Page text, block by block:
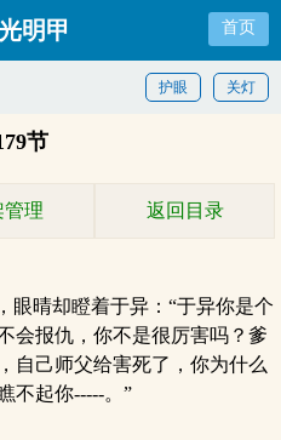
明甲 首页
关灯
护眼
节
管理 返回目录
眼晴却瞪着于异：“于异你是个
会报仇，你不是很厉害吗？爹
自己师父给害死了，你为什么
不起你-----。”